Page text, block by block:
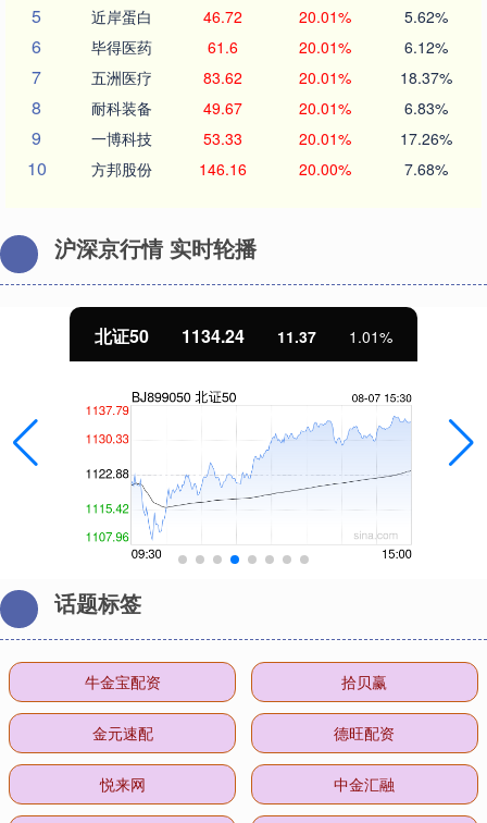
5 近岸蛋白 46.72 20.01% 5.62%
6 毕得医药 61.6 20.01% 6.12%
7 五洲医疗 83.62 20.01% 18.37%
8 耐科装备 49.67 20.01% 6.83%
9 一博科技 53.33 20.01% 17.26%
10 方邦股份 146.16 20.00% 7.68%
沪深京行情 实时轮播
北证50 1134.24 11.37 1.01%
话题标签
牛金宝配资 拾贝赢
金元速配 德旺配资
悦来网 中金汇融